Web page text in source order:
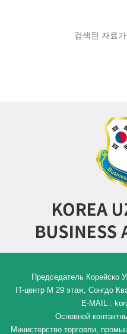
검색된 자료
Председатель Корейско
IT-центр M 29 этаж, Сонгдо
E-MAIL :
Основной
Министерство торговли,